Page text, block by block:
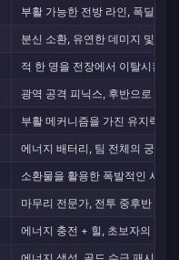
부활 가능한 전방 라인, 폭딜 조
분신 소환, 유연한 데미지 및 구
적 한 명을 전장에서 이탈시킴 (
광역 공격 피닉스, 후반으로 갈
부활 메커니즘을 가진 유지력
에너지 배터리, 팀 전체의 궁극기
소환물을 활용한 폭발적인 사수
마무리 전문가, 전투 중후반 스
에너지 충전 + 힐, 초보자의 든든